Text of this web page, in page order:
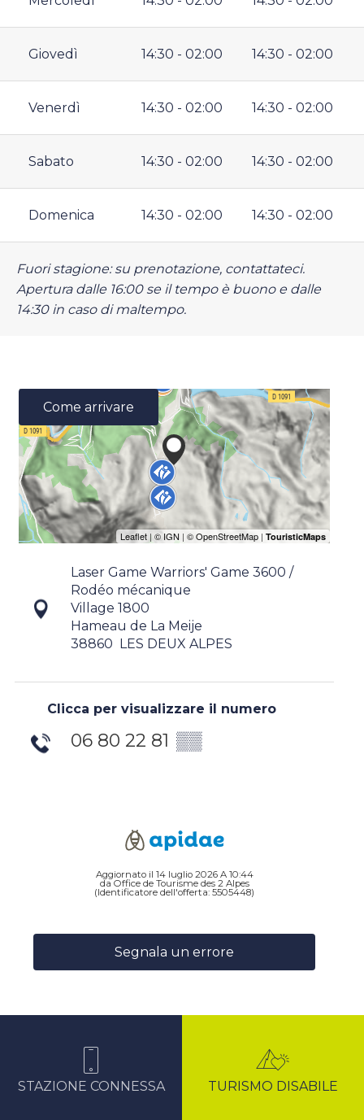
Giovedì 14:30 - 02:00 14:30 - 02:00
Venerdì 14:30 - 02:00 14:30 - 02:00
Sabato 14:30 - 02:00 14:30 - 02:00
Domenica 14:30 - 02:00 14:30 - 02:00
Fuori stagione: su prenotazione, contattateci.
Apertura dalle 16:00 se il tempo è buono e dalle
14:30 in caso di maltempo.
Come arrivare
Laser Game Warriors' Game 3600 /
Rodéo mécanique
Village 1800
Hameau de La Meije
38860
LES DEUX ALPES
Clicca per visualizzare il numero
06 80 22 81 ▒▒
Aggiornato il 14 luglio 2026 A 10:44
da Office de Tourisme des 2 Alpes
(Identificatore dell'offerta: 5505448)
Segnala un errore
STAZIONE CONNESSA TURISMO DISABILE